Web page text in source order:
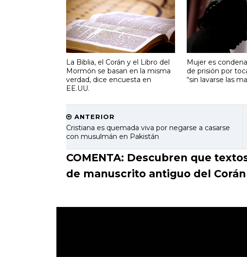
La Biblia, el Corán y el Libro del
Mormón se basan en la misma
verdad, dice encuesta en
EE.UU.
Mujer es
de prisión por
“sin lavarse las
ANTERIOR
Cristiana es quemada viva por negarse a casarse
con musulmán en Pakistán
COMENTA: Descubren que
de manuscrito antiguo del Corán